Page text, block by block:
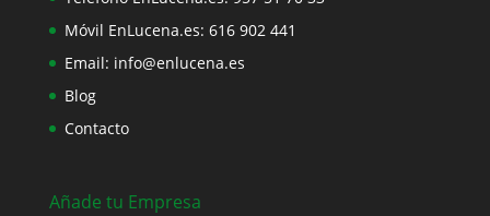
Móvil EnLucena.es: 616 902 441
Email: info@enlucena.es
Blog
Contacto
Añade tu Empresa